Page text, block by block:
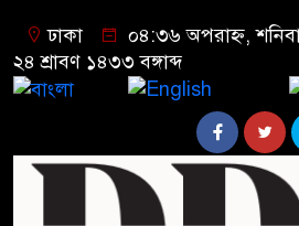
ঢাকা
০৪:৩৬ অপরাহ্ন,
২৪ শ্রাবণ ১৪৩৩ বঙ্গাব্দ